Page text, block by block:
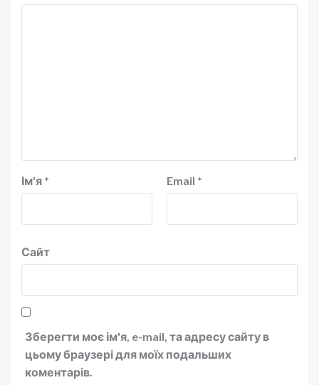
Ім'я * Email *
Сайт
Зберегти моє ім'я, e-mail, та адресу сайту в
цьому браузері для моїх подальших
коментарів.